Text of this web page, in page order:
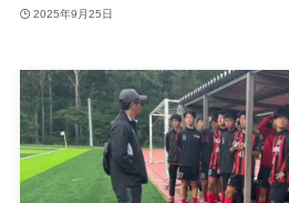
2025年9月25日